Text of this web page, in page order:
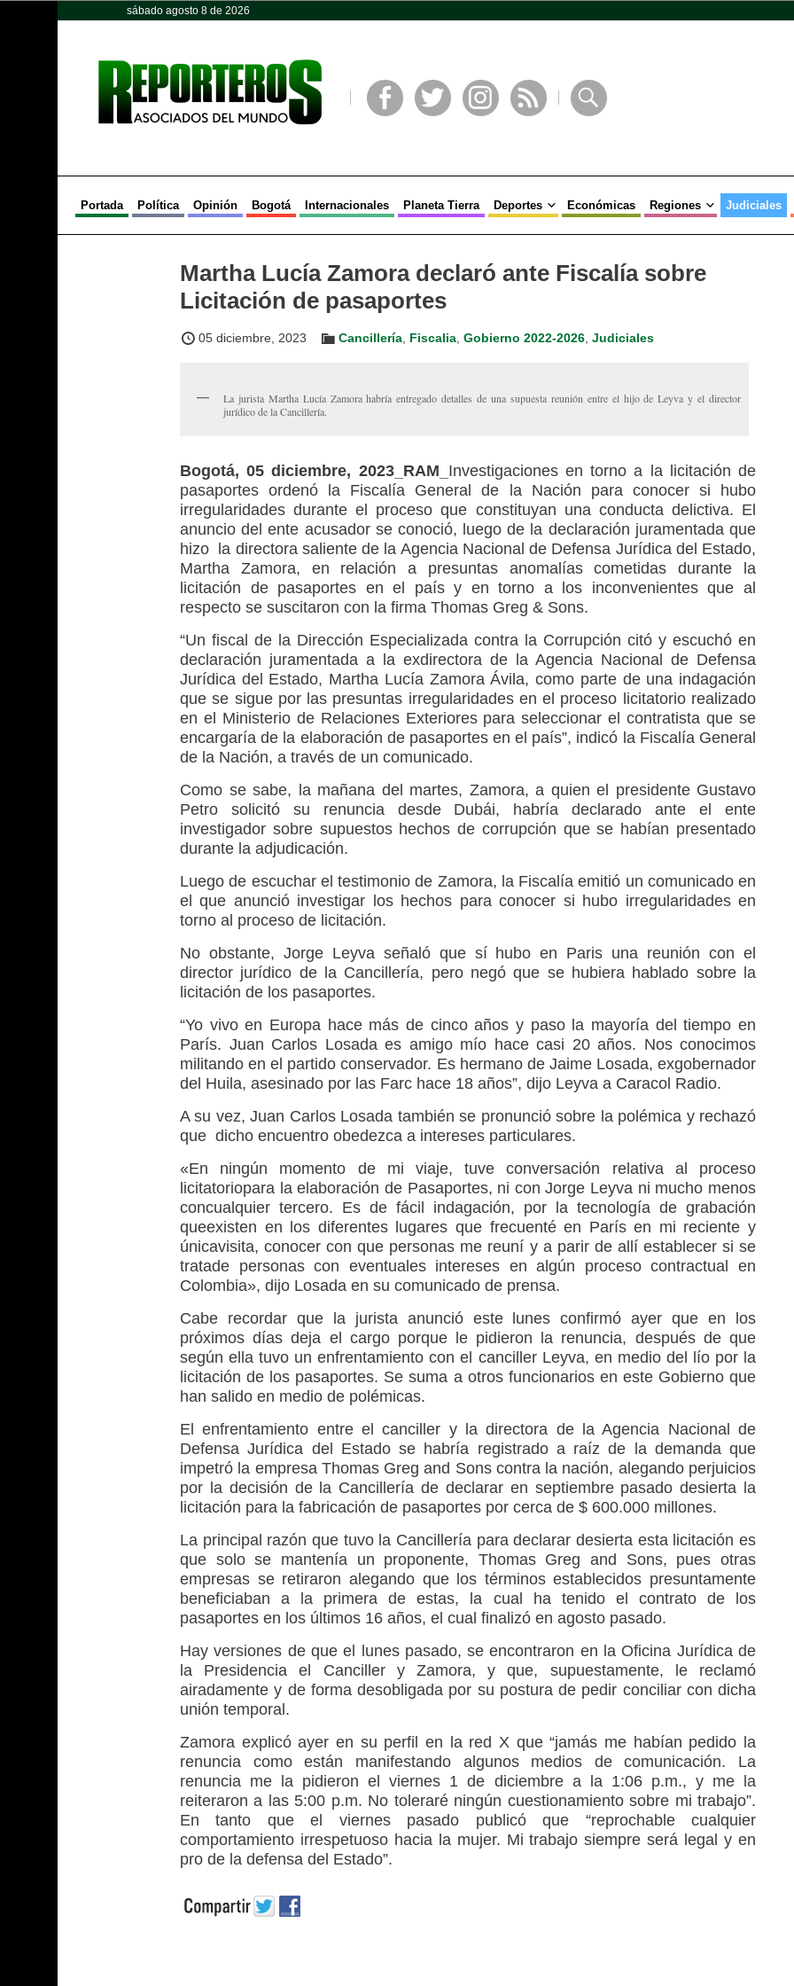
sábado agosto 8 de 2026
Portada Política Opinión Bogotá Internacionales Planeta Tierra Deportes Económicas Regiones Judiciales
Martha Lucía Zamora declaró ante Fiscalía sobre
Licitación de pasaportes
05 diciembre, 2023 Cancillería Fiscalia Gobierno 2022-2026 Judiciales
La jurista Martha Lucía Zamora habría entregado detalles de una supuesta reunión entre el hijo de Leyva y el director
jurídico de la Cancillería.
Bogotá, 05 diciembre, 2023_RAM_ Investigaciones en torno a la licitación de
pasaportes ordenó la Fiscalía General de la Nación para conocer si hubo
irregularidades durante el proceso que constituyan una conducta delictiva. El
anuncio del ente acusador se conoció, luego de la declaración juramentada que
hizo la directora saliente de la Agencia Nacional de Defensa Jurídica del Estado,
Martha Zamora, en relación a presuntas anomalías cometidas durante la
licitación de pasaportes en el país y en torno a los inconvenientes que al
respecto se suscitaron con la firma Thomas Greg & Sons.
“Un fiscal de la Dirección Especializada contra la Corrupción citó y escuchó en
declaración juramentada a la exdirectora de la Agencia Nacional de Defensa
Jurídica del Estado, Martha Lucía Zamora Ávila, como parte de una indagación
que se sigue por las presuntas irregularidades en el proceso licitatorio realizado
en el Ministerio de Relaciones Exteriores para seleccionar el contratista que se
encargaría de la elaboración de pasaportes en el país”, indicó la Fiscalía General
de la Nación, a través de un comunicado.
Como se sabe, la mañana del martes, Zamora, a quien el presidente Gustavo
Petro solicitó su renuncia desde Dubái, habría declarado ante el ente
investigador sobre supuestos hechos de corrupción que se habían presentado
durante la adjudicación.
Luego de escuchar el testimonio de Zamora, la Fiscalía emitió un comunicado en
el que anunció investigar los hechos para conocer si hubo irregularidades en
torno al proceso de licitación.
No obstante, Jorge Leyva señaló que sí hubo en Paris una reunión con el
director jurídico de la Cancillería, pero negó que se hubiera hablado sobre la
licitación de los pasaportes.
“Yo vivo en Europa hace más de cinco años y paso la mayoría del tiempo en
París. Juan Carlos Losada es amigo mío hace casi 20 años. Nos conocimos
militando en el partido conservador. Es hermano de Jaime Losada, exgobernador
del Huila, asesinado por las Farc hace 18 años”, dijo Leyva a Caracol Radio.
A su vez, Juan Carlos Losada también se pronunció sobre la polémica y rechazó
que dicho encuentro obedezca a intereses particulares.
«En ningún momento de mi viaje, tuve conversación relativa al proceso
licitatoriopara la elaboración de Pasaportes, ni con Jorge Leyva ni mucho menos
concualquier tercero. Es de fácil indagación, por la tecnología de grabación
queexisten en los diferentes lugares que frecuenté en París en mi reciente y
únicavisita, conocer con que personas me reuní y a parir de allí establecer si se
tratade personas con eventuales intereses en algún proceso contractual en
Colombia», dijo Losada en su comunicado de prensa.
Cabe recordar que la jurista anunció este lunes confirmó ayer que en los
próximos días deja el cargo porque le pidieron la renuncia, después de que
según ella tuvo un enfrentamiento con el canciller Leyva, en medio del lío por la
licitación de los pasaportes. Se suma a otros funcionarios en este Gobierno que
han salido en medio de polémicas.
El enfrentamiento entre el canciller y la directora de la Agencia Nacional de
Defensa Jurídica del Estado se habría registrado a raíz de la demanda que
impetró la empresa Thomas Greg and Sons contra la nación, alegando perjuicios
por la decisión de la Cancillería de declarar en septiembre pasado desierta la
licitación para la fabricación de pasaportes por cerca de $ 600.000 millones.
La principal razón que tuvo la Cancillería para declarar desierta esta licitación es
que solo se mantenía un proponente, Thomas Greg and Sons, pues otras
empresas se retiraron alegando que los términos establecidos presuntamente
beneficiaban a la primera de estas, la cual ha tenido el contrato de los
pasaportes en los últimos 16 años, el cual finalizó en agosto pasado.
Hay versiones de que el lunes pasado, se encontraron en la Oficina Jurídica de
la Presidencia el Canciller y Zamora, y que, supuestamente, le reclamó
airadamente y de forma desobligada por su postura de pedir conciliar con dicha
unión temporal.
Zamora explicó ayer en su perfil en la red X que “jamás me habían pedido la
renuncia como están manifestando algunos medios de comunicación. La
renuncia me la pidieron el viernes 1 de diciembre a la 1:06 p.m., y me la
reiteraron a las 5:00 p.m. No toleraré ningún cuestionamiento sobre mi trabajo”.
En tanto que el viernes pasado publicó que “reprochable cualquier
comportamiento irrespetuoso hacia la mujer. Mi trabajo siempre será legal y en
pro de la defensa del Estado”.
Opinión Política